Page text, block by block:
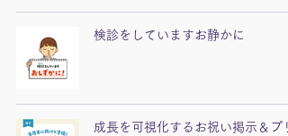
検診をしていますお静かに
成長を可視化するお祝い掲示＆プリ